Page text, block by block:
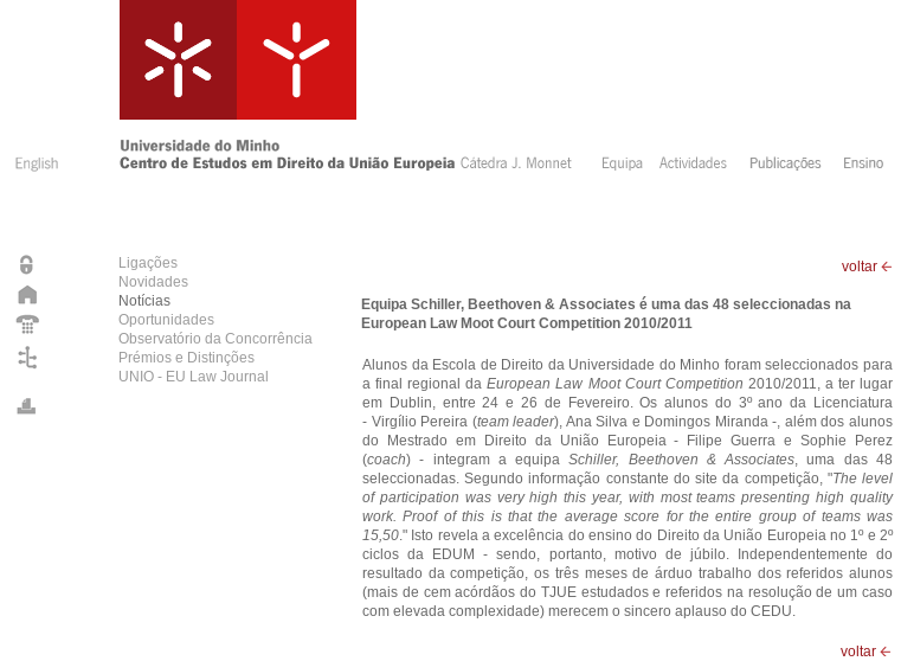
Ligações
Novidades
Notícias
Oportunidades
Observatório da Concorrência
Prémios e Distinções
UNIO - EU Law Journal
voltar
Equipa Schiller, Beethoven & Associates é uma das 48 seleccionadas na
European Law Moot Court Competition 2010/2011
Alunos da Escola de Direito da Universidade do Minho foram seleccionados para
a final regional daEuropean Law Moot Court Competition 2010/2011, a ter lugar
em Dublin, entre 24 e 26 de Fevereiro. Os alunos do 3º ano da Licenciatura
- Virgílio Pereira (team leader), Ana Silva e Domingos Miranda -, além dos alunos
do Mestrado em Direito da União Europeia - Filipe Guerra e Sophie Perez
(coach) - integram a equipaSchiller, Beethoven & Associates, uma das 48
seleccionadas. Segundo informação constante do site da competição, "The level
of participation was very high this year, with most teams presenting high quality
work. Proof of this is that the average score for the entire group of teams was
15,50." Isto revela a excelência do ensino do Direito da União Europeia no 1º e 2º
ciclos da EDUM - sendo, portanto, motivo de júbilo. Independentemente do
resultado da competição, os três meses de árduo trabalho dos referidos alunos
(mais de cem acórdãos do TJUE estudados e referidos na resolução de um caso
com elevada complexidade) merecem o sincero aplauso do CEDU.
voltar